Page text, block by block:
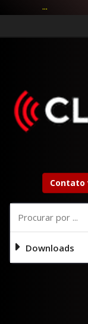
Contato
Downloads